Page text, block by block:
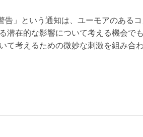
」という通知は、ユーモアのある
潜在的な影響について考える機会で
て考えるための微妙な刺激を組み合